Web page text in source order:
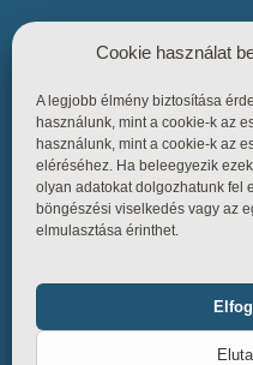
Hasznos linkek
Főoldal
Termékek
Tudástár
Üzletszabályzat
Cookie használat
A legjobb élmény biztosítása
használunk, mint a cookie-k az
használunk, mint a cookie-k az
eléréséhez. Ha beleegyezik
olyan adatokat dolgozhatunk fel
böngészési viselkedés vagy az
elmulasztása érinthet.